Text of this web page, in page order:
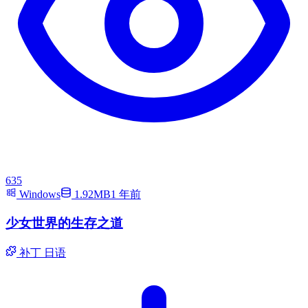
635
Windows
1.92MB1 年前
少女世界的生存之道
补丁 日语